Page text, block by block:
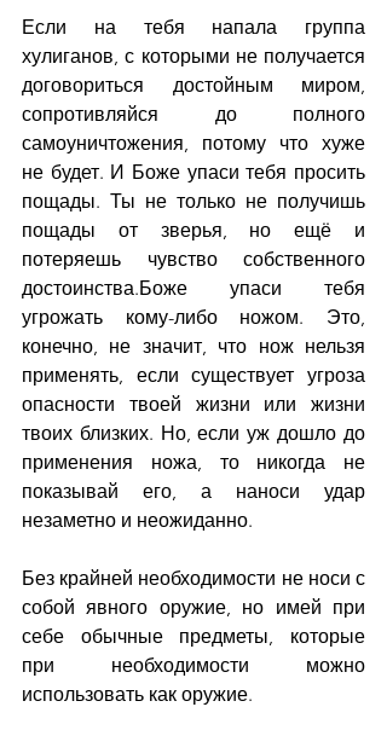
Если на тебя напала группа
хулиганов, с которыми не получается
договориться достойным миром,
сопротивляйся до полного
самоуничтожения, потому что хуже
не будет. И Боже упаси тебя просить
пощады. Ты не только не получишь
пощады от зверья, но ещё и
потеряешь чувство собственного
достоинства.Боже упаси тебя
угрожать кому-либо ножом. Это,
конечно, не значит, что нож нельзя
применять, если существует угроза
опасности твоей жизни или жизни
твоих близких. Но, если уж дошло до
применения ножа, то никогда не
показывай его, а наноси удар
незаметно и неожиданно.
Без крайней необходимости не носи с
собой явного оружие, но имей при
себе обычные предметы, которые
при необходимости можно
использовать как оружие.